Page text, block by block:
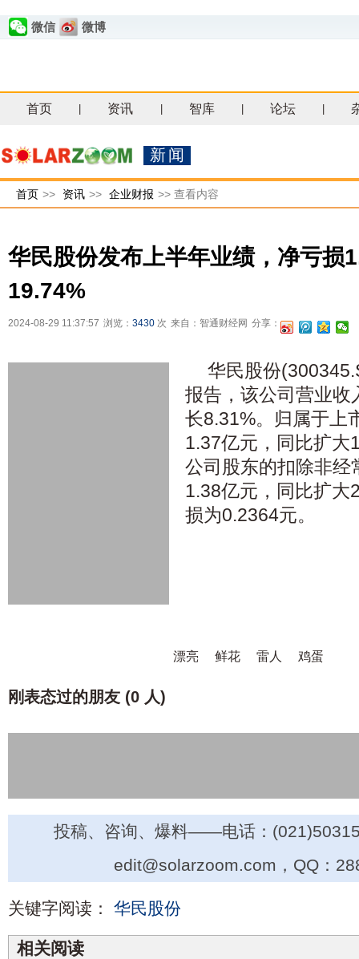
微信 微博
首页 资讯 智库 论坛
新闻
首页 >> 资讯 >> 企业财报 >> 查看内容
华民股份发布上半年业绩，净亏损
19.74%
2024-08-29 11:37:57 浏览： 3430 次 来自：智通财经网 分享：
华民股份
报告，该公司营业收
长8.31%。归属于上
1.37亿元，同比扩大
公司股东的扣除非经
1.38亿元，同比扩大
损为0.2364元。
漂亮 鲜花 雷人 鸡蛋
刚表态过的朋友 (0 人)
投稿、咨询、爆料——电话：
edit@solarzoom.com，QQ：
关键字阅读： 华民股份
相关阅读